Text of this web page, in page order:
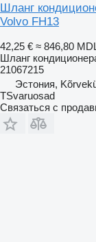
Шланг
Volvo FH13
42,25 € ≈ 846,80
Шланг
21067215
Эстония,
TSvaruosad
Связаться с